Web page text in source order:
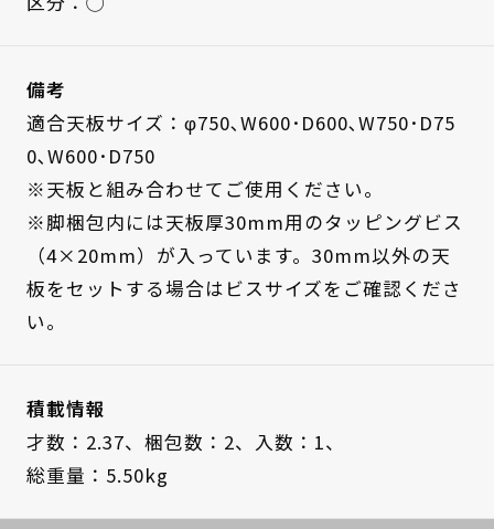
備考
適合天板サイズ：φ750､W600･D600､W750･D75
0､W600･D750
※天板と組み合わせてご使用ください。
※脚梱包内には天板厚30mm用のタッピングビス
（4×20mm）が入っています。30mm以外の天
板をセットする場合はビスサイズをご確認くださ
い。
積載情報
才数：2.37、 梱包数：2、 入数：1、
総重量：5.50kg